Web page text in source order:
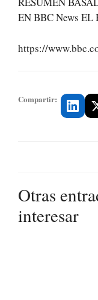
EN BBC News
https://
Compartir:
Otras
interesar